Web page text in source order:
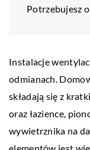
Potrzebujesz
Instalacje
odmianach.
składają się z
oraz łazience,
wywietrznika na
elementów jest